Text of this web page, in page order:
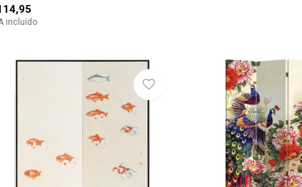
incluido